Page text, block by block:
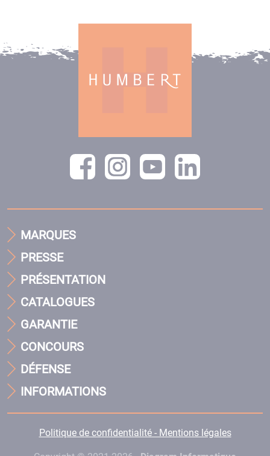
MARQUES
PRESSE
PRÉSENTATION
CATALOGUES
GARANTIE
CONCOURS
DÉFENSE
INFORMATIONS
Politique de confidentialité - Mentions légales